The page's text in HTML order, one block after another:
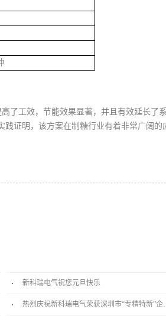
了工效，节能效果显著，并且有效延长了
证明，该方案在制糖行业有着非常广阔的
新科瑞电气祝您元旦快乐
热烈庆祝新